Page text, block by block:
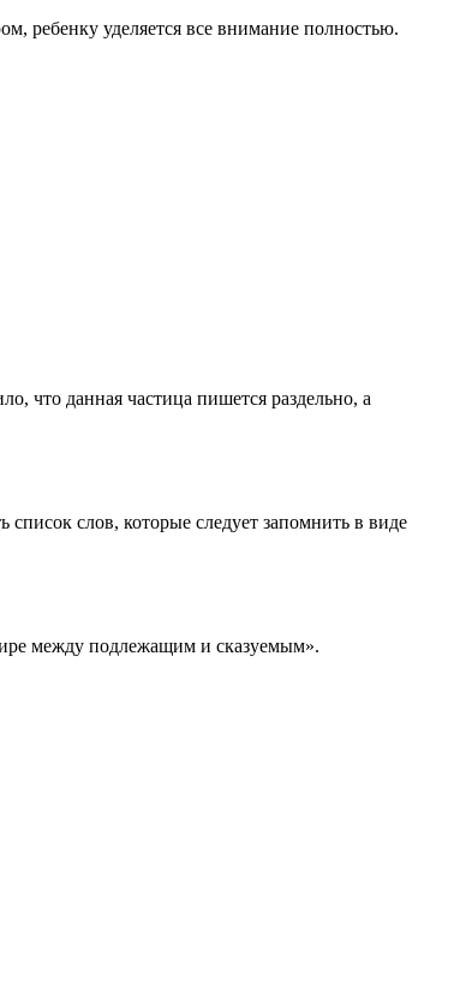
ребенку уделяется все внимание полностью.
что данная частица пишется раздельно, а
список слов, которые следует запомнить в виде
между подлежащим и сказуемым».